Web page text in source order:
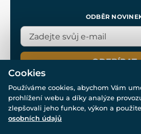
ODBĚR
ODEBÍRAT
© Všechna práva vyhrazena.
Cookies
Používáme cookies, abychom Vám
prohlížení webu a díky analýze
zlepšovali jeho funkce, výkon a
osobních údajů